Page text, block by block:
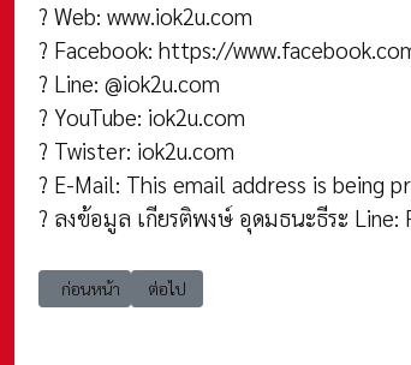
? Web: www.iok2u.com
? Facebook: https://
? Line: @iok2u.com
? YouTube: iok2u.com
? Twister: iok2u.com
? E-Mail: This email address is being
? ลงข้อมูล เกียรติพงษ์ อุดมธนะธีระ Line:
เนื้อหาก่อนหน้า: sc การมอบหมายงานให้บุคคลภายน
ก่อนหน้า เนื้อหาถัดไป: sc การไหลเวียนในระบบโ
ต่อไป